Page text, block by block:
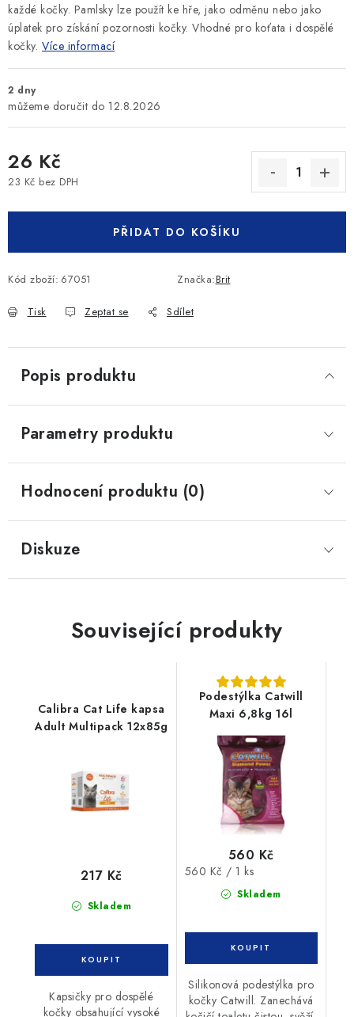
každé kočky. Pamlsky lze použít ke hře, jako odměnu nebo jako
úplatek pro získání pozornosti kočky. Vhodné pro koťata i dospělé
kočky. Více informací
2 dny
12.8.2026
26 Kč
23 Kč bez DPH
PŘIDAT DO KOŠÍKU
Kód zboží: 67051 Značka:Brit
Tisk Zeptat se Sdílet
Popis produktu
Parametry produktu
Hodnocení produktu (0)
Diskuze
Související produkty
Calibra Cat Life kapsa
Adult Multipack 12x85g
Skladem
217 Kč
Kapsičky pro dospělé
kočky obsahující vysoké
Podestýlka Catwill
Maxi 6,8kg 16l
Skladem
560 Kč
Měrná
560 Kč / 1 ks
Silikonová podestýlka pro
kočky Catwill. Zanechává